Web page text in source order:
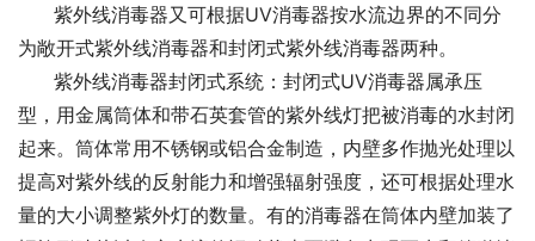
紫外线消毒器又可根据UV消毒器按水流边界的不同分
为敞开式紫外线消毒器和封闭式紫外线消毒器两种。
紫外线消毒器封闭式系统：封闭式UV消毒器属承压
型，用金属筒体和带石英套管的紫外线灯把被消毒的水封闭
起来。筒体常用不锈钢或铝合金制造，内壁多作抛光处理以
提高对紫外线的反射能力和增强辐射强度，还可根据处理水
量的大小调整紫外灯的数量。有的消毒器在筒体内壁加装了